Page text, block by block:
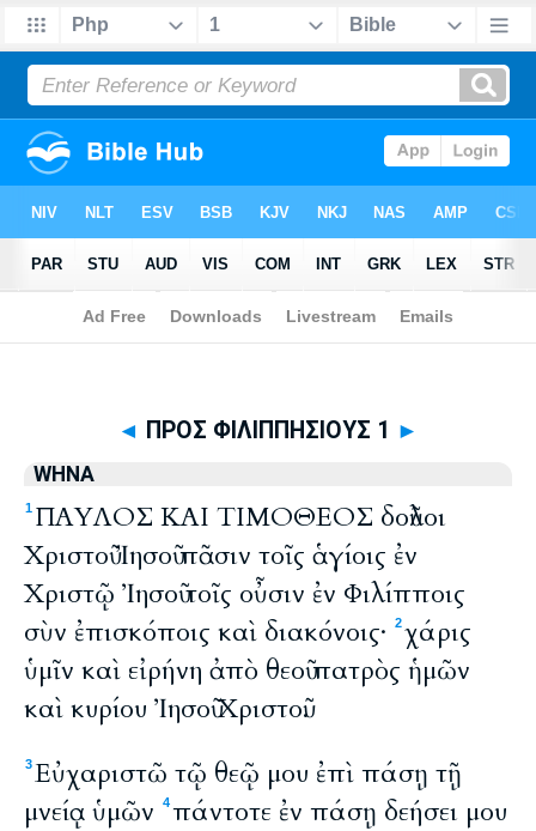
Biblia>WHNA> ΠΡΟΣ ΦΙΛΙΠΠΗΣΙΟΥΣ 1
◄ ΠΡΟΣ ΦΙΛΙΠΠΗΣΙΟΥΣ 1 ►
WHNA
1 ΠΑΥΛΟΣ ΚΑΙ ΤΙΜΟΘΕΟΣ δοῦλοι
Χριστοῦ Ἰησοῦ πᾶσιν τοῖς ἁγίοις ἐν
Χριστῷ Ἰησοῦ τοῖς οὖσιν ἐν Φιλίπποις
σὺν ἐπισκόποις καὶ διακόνοις·
2χάρις
ὑμῖν καὶ εἰρήνη ἀπὸ θεοῦ πατρὸς ἡμῶν
καὶ κυρίου Ἰησοῦ Χριστοῦ.
3Εὐχαριστῶ τῷ θεῷ μου ἐπὶ πάσῃ τῇ
μνείᾳ ὑμῶν
4πάντοτε ἐν πάσῃ δεήσει μου